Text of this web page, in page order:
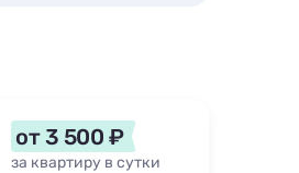
от 3 500 ₽
за квартиру в сутки